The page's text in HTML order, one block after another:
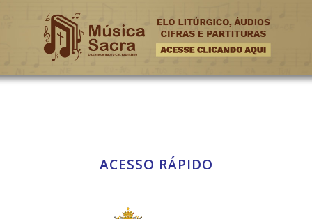
ACESSO RÁPIDO